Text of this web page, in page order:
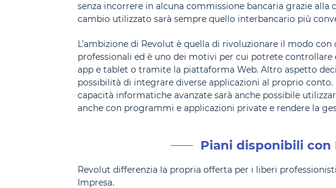
senza incorrere in alcuna commissione bancaria grazie
cambio utilizzato sarà sempre quello interbancario più
L’ambizione di Revolut è quella di rivoluzionare il modo
professionali ed è uno dei motivi per cui potrete controllare
app e tablet o tramite la piattaforma Web. Altro aspetto
possibilità di integrare diverse applicazioni al proprio
capacità informatiche avanzate sarà anche possibile
anche con programmi e applicazioni private e rendere la
Piani disponibili con
Revolut differenzia la propria offerta per i liberi
Impresa.